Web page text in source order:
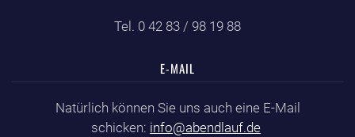
Tel. 0 42 83 / 98 19 88
E-MAIL
Natürlich können Sie uns auch eine E-Mail
schicken: info@abendlauf.de